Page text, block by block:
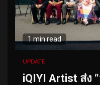
1 min read
UPDATE
iQIYI Artist ส่ง